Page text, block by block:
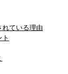
れている理由